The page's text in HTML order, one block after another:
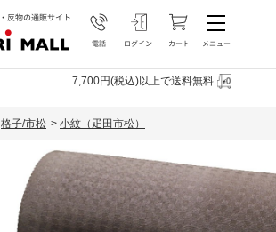
7,700円(税込)以上で送料無料
格子/市松 > 小紋（疋田市松）